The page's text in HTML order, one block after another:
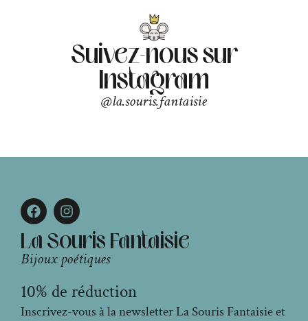
Suivez-nous sur
Instagram
@la.souris.fantaisie
La Souris Fantaisie
Bijoux poétiques
10% de réduction
Inscrivez-vous à la newsletter La Souris Fantaisie et